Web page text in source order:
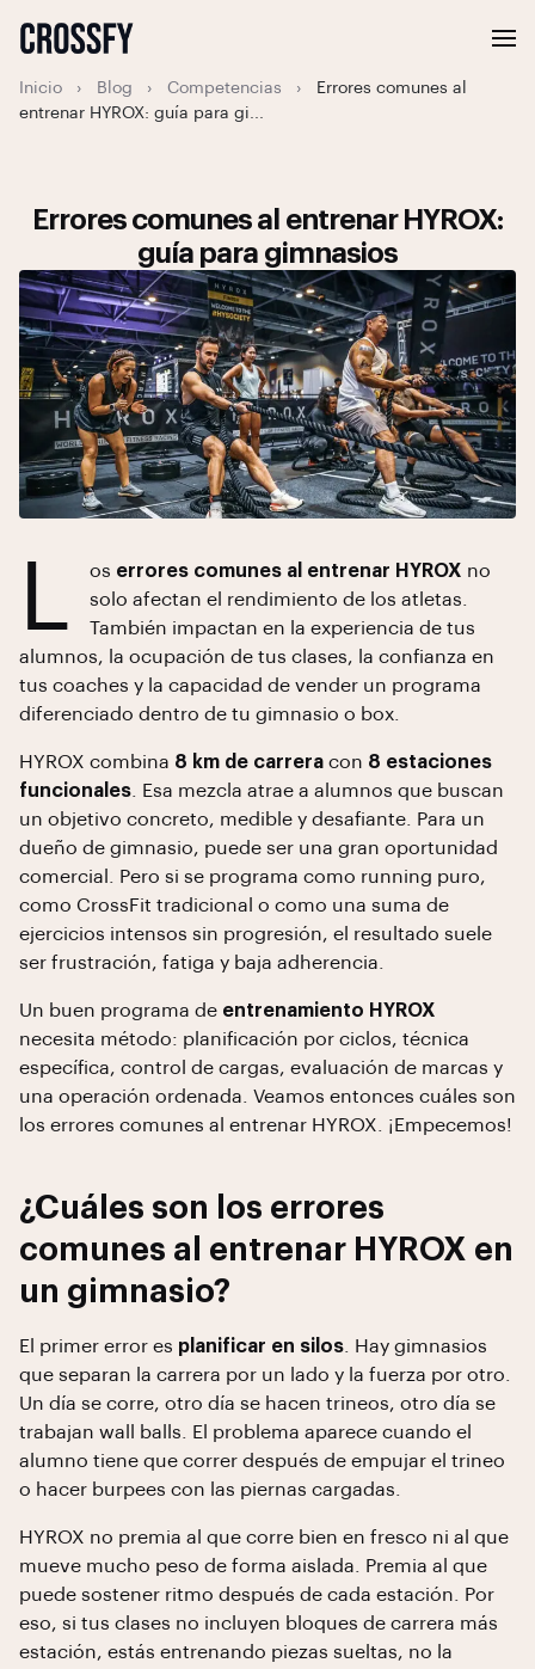
Inicio › Blog › Competencias ›
Errores comunes al
entrenar HYROX: guía para gi...
Errores comunes al entrenar HYROX:
guía para gimnasios
L os errores comunes al entrenar HYROX no
solo afectan el rendimiento de los atletas.
También impactan en la experiencia de tus
alumnos, la ocupación de tus clases, la confianza en
tus coaches y la capacidad de vender un programa
diferenciado dentro de tu gimnasio o box.
HYROX combina 8 km de carrera con 8 estaciones
funcionales . Esa mezcla atrae a alumnos que buscan
un objetivo concreto, medible y desafiante. Para un
dueño de gimnasio, puede ser una gran oportunidad
comercial. Pero si se programa como running puro,
como CrossFit tradicional o como una suma de
ejercicios intensos sin progresión, el resultado suele
ser frustración, fatiga y baja adherencia.
Un buen programa de entrenamiento HYROX
necesita método: planificación por ciclos, técnica
específica, control de cargas, evaluación de marcas y
una operación ordenada. Veamos entonces cuáles son
los errores comunes al entrenar HYROX. ¡Empecemos!
¿Cuáles son los errores
comunes al entrenar HYROX en
un gimnasio?
El primer error es planificar en silos . Hay gimnasios
que separan la carrera por un lado y la fuerza por otro.
Un día se corre, otro día se hacen trineos, otro día se
trabajan wall balls. El problema aparece cuando el
alumno tiene que correr después de empujar el trineo
o hacer burpees con las piernas cargadas.
HYROX no premia al que corre bien en fresco ni al que
mueve mucho peso de forma aislada. Premia al que
puede sostener ritmo después de cada estación. Por
eso, si tus clases no incluyen bloques de carrera más
estación, estás entrenando piezas sueltas, no la